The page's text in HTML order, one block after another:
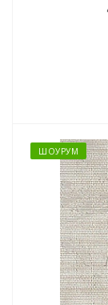
ШОУРУМ